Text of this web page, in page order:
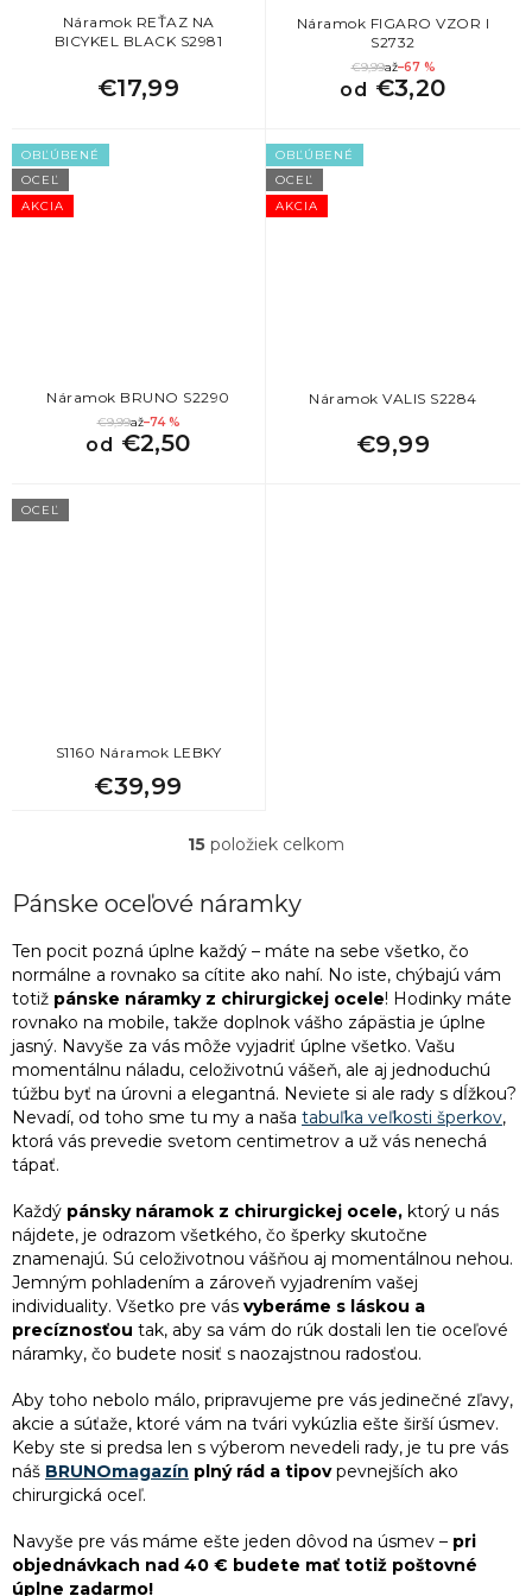
Náramok REŤAZ NA
BICYKEL BLACK S2981
€17,99
Náramok FIGARO VZOR I
S2732
€9,99až–67 %
od €3,20
AKCIA
OBĽÚBENÉ
OCEĽ
Náramok BRUNO S2290
€9,99až–74 %
od €2,50
AKCIA
OBĽÚBENÉ
OCEĽ
Náramok VALIS S2284
€9,99
OCEĽ
S1160 Náramok LEBKY
€39,99
O
l
d
a
c
i
e
p
r
v
k
y
p
i
s
u
15 položiek celkom
Pánske oceľové náramky
Ten pocit pozná úplne každý – máte na sebe všetko, čo
normálne a rovnako sa cítite ako nahí. No iste, chýbajú vám
totiž pánske náramky z chirurgickej ocele! Hodinky máte
rovnako na mobile, takže doplnok vášho zápästia je úplne
jasný. Navyše za vás môže vyjadriť úplne všetko. Vašu
momentálnu náladu, celoživotnú vášeň, ale aj jednoduchú
túžbu byť na úrovni a elegantná. Neviete si ale rady s dĺžkou?
Nevadí, od toho sme tu my a naša tabuľka veľkosti šperkov,
ktorá vás prevedie svetom centimetrov a už vás nenechá
tápať.
Každý pánsky náramok z chirurgickej ocele, ktorý u nás
nájdete, je odrazom všetkého, čo šperky skutočne
znamenajú. Sú celoživotnou vášňou aj momentálnou nehou.
Jemným pohladením a zároveň vyjadrením vašej
individuality. Všetko pre vás vyberáme s láskou a
precíznosťou tak, aby sa vám do rúk dostali len tie oceľové
náramky, čo budete nosiť s naozajstnou radosťou.
Aby toho nebolo málo, pripravujeme pre vás jedinečné zľavy,
akcie a súťaže, ktoré vám na tvári vykúzlia ešte širší úsmev.
Keby ste si predsa len s výberom nevedeli rady, je tu pre vás
náš BRUNOmagazín plný rád a tipovpevnejších ako
chirurgická oceľ.
Navyše pre vás máme ešte jeden dôvod na úsmev – pri
objednávkach nad 40 € budete mať totiž poštovné
úplne zadarmo!